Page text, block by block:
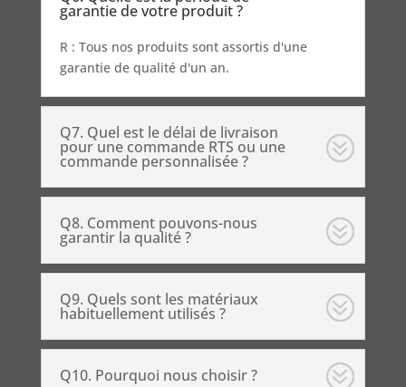
garantie de votre produit ?
R : Tous nos produits sont assortis d'une
garantie de qualité d'un an.
Q7. Quel est le délai de livraison
pour une commande RTS ou une
commande personnalisée ?
Q8. Comment pouvons-nous
garantir la qualité ?
Q9. Quels sont les matériaux
habituellement utilisés ?
Q10. Pourquoi nous choisir ?